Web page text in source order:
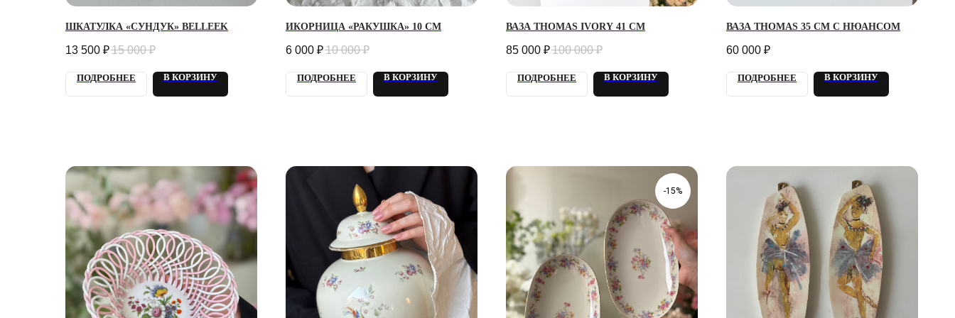
ШКАТУЛКА «СУНДУК» BELLEEK
13 500 ₽15 000 ₽
ПОДРОБНЕЕ В КОРЗИНУ
ИКОРНИЦА «РАКУШКА» 10 СМ
6 000 ₽10 000 ₽
ПОДРОБНЕЕ В КОРЗИНУ
ВАЗА THOMAS IVORY 41 СМ
85 000 ₽100 000 ₽
ПОДРОБНЕЕ В КОРЗИНУ
ВАЗА THOMAS 35 СМ С НЮАНСОМ
60 000 ₽
ПОДРОБНЕЕ В КОРЗИНУ
-15%